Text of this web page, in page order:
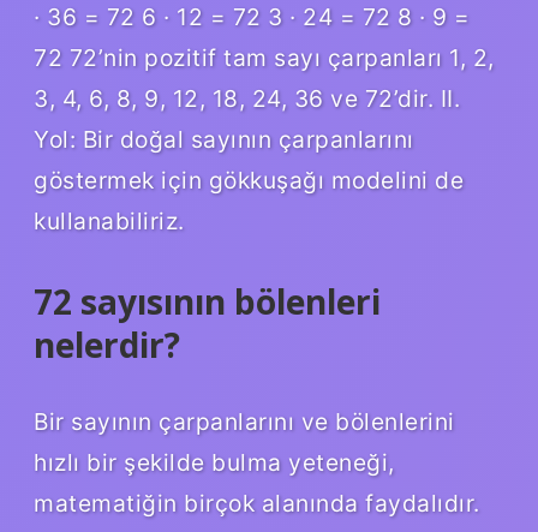
· 36 = 72 6 · 12 = 72 3 · 24 = 72 8 · 9 =
72 72’nin pozitif tam sayı çarpanları 1, 2,
3, 4, 6, 8, 9, 12, 18, 24, 36 ve 72’dir. II.
Yol: Bir doğal sayının çarpanlarını
göstermek için gökkuşağı modelini de
kullanabiliriz.
72 sayısının bölenleri
nelerdir?
Bir sayının çarpanlarını ve bölenlerini
hızlı bir şekilde bulma yeteneği,
matematiğin birçok alanında faydalıdır.